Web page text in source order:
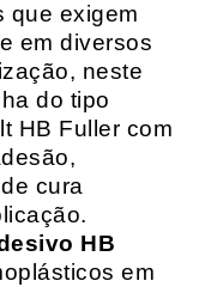
que exigem
em diversos
neste
do tipo
HB Fuller com
cura
HB
em